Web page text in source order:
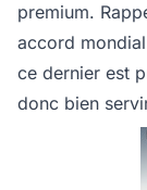
premium.
accord
ce dernier est
donc bien